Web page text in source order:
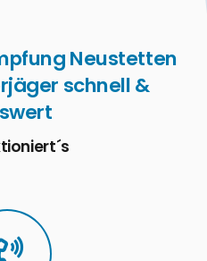
Neustetten
schnell &